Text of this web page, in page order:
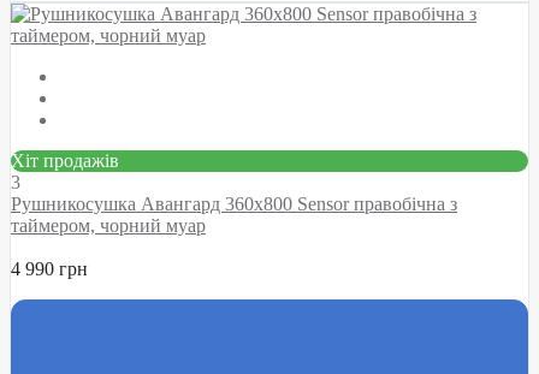
Хіт продажів
3
Рушникосушка Авангард 360х800 Sensor правобічна з
таймером, чорний муар
4 990 грн